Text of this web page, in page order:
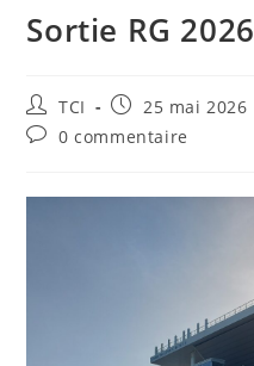
Sortie RG 2026
Auteur/autrice
de
la
TCI
Publication
publiée :
25 mai 2026
Commentaires
publication :
0 commentaire